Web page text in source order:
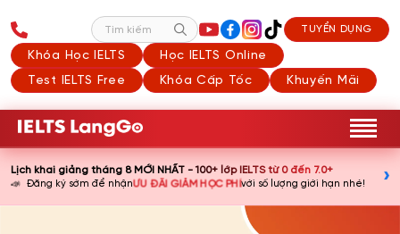
Khóa Học IELTS
Học IELTS Online
Test IELTS Free
Khóa Cấp Tốc Khuyến Mãi
Tìm kiếm
TUYỂN DỤNG
Lịch khai giảng tháng 8 MỚI NHẤT - 100+ lớp IELTS từ 0 đến 7.0+
📣 Đăng ký sớm để nhậnƯU ĐÃI GIẢM HỌC PHÍ với số lượng giới hạn nhé! ›